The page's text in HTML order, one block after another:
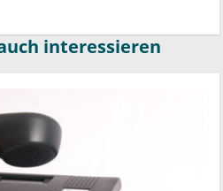
interessieren